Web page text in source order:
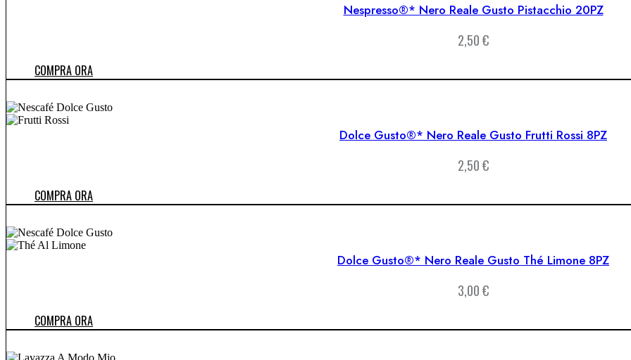
Nespresso®* Nero Reale Gusto Pistacchio 20PZ
2,50€
COMPRA ORA
Dolce Gusto®* Nero Reale Gusto Frutti Rossi 8PZ
2,50€
COMPRA ORA
Dolce Gusto®* Nero Reale Gusto Thé Limone 8PZ
3,00€
COMPRA ORA